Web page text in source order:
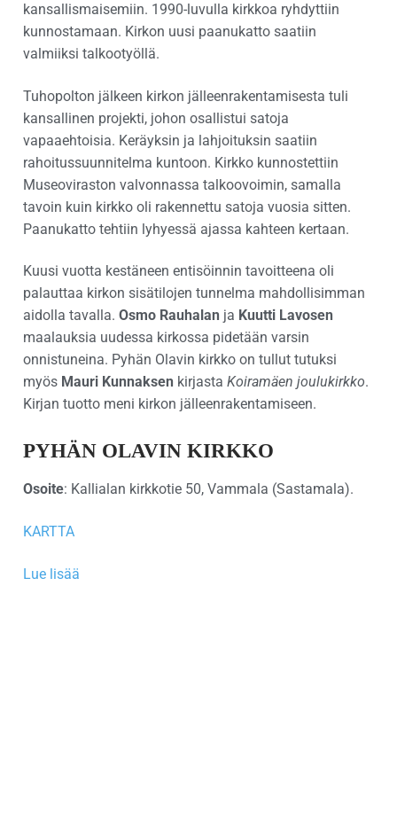
kansallismaisemiin. 1990-luvulla kirkkoa ryhdyttiin
kunnostamaan. Kirkon uusi paanukatto saatiin
valmiiksi talkootyöllä.
Tuhopolton jälkeen kirkon jälleenrakentamisesta tuli
kansallinen projekti, johon osallistui satoja
vapaaehtoisia. Keräyksin ja lahjoituksin saatiin
rahoitussuunnitelma kuntoon. Kirkko kunnostettiin
Museoviraston valvonnassa talkoovoimin, samalla
tavoin kuin kirkko oli rakennettu satoja vuosia sitten.
Paanukatto tehtiin lyhyessä ajassa kahteen kertaan.
Kuusi vuotta kestäneen entisöinnin tavoitteena oli
palauttaa kirkon sisätilojen tunnelma mahdollisimman
aidolla tavalla. Osmo Rauhalan ja Kuutti Lavosen
maalauksia uudessa kirkossa pidetään varsin
onnistuneina. Pyhän Olavin kirkko on tullut tutuksi
myös Mauri Kunnaksen kirjasta Koiramäen joulukirkko.
Kirjan tuotto meni kirkon jälleenrakentamiseen.
PYHÄN OLAVIN KIRKKO
Osoite: Kallialan kirkkotie 50, Vammala (Sastamala).
KARTTA
Lue lisää